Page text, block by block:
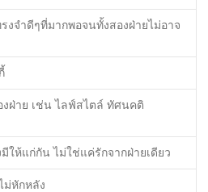
จำดีๆที่มากพอจนทั้งสองฝ่ายไม่อาจ
งฝ่าย เช่น ไลฟ์สไตล์ ทัศนคติ
ให้แก่กัน ไม่ใช่แค่รักจากฝ่ายเดียว
ม่หักหลัง